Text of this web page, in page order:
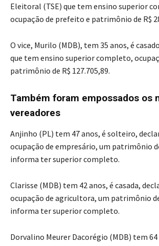
Eleitoral (TSE) que tem ensino superior
ocupação de prefeito e patrimônio de R$
O vice, Murilo (MDB), tem 35 anos, é
que tem ensino superior completo,
patrimônio de R$ 127.705,89.
Também foram empossados os
vereadores
Anjinho (PL) tem 47 anos, é solteiro,
ocupação de empresário, um patrimônio
informa ter superior completo.
Clarisse (MDB) tem 42 anos, é casada,
ocupação de agricultora, um patrimônio de
informa ter superior completo.
Dorvalino Meurer Dacorégio (MDB) tem 64